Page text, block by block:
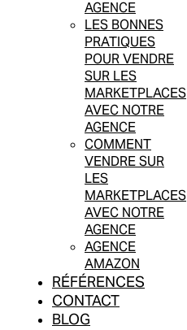
AGENCE
LES BONNES
PRATIQUES
POUR VENDRE
SUR LES
MARKETPLACES
AVEC NOTRE
AGENCE
COMMENT
VENDRE SUR
LES
MARKETPLACES
AVEC NOTRE
AGENCE
AGENCE
AMAZON
RÉFÉRENCES
CONTACT
BLOG